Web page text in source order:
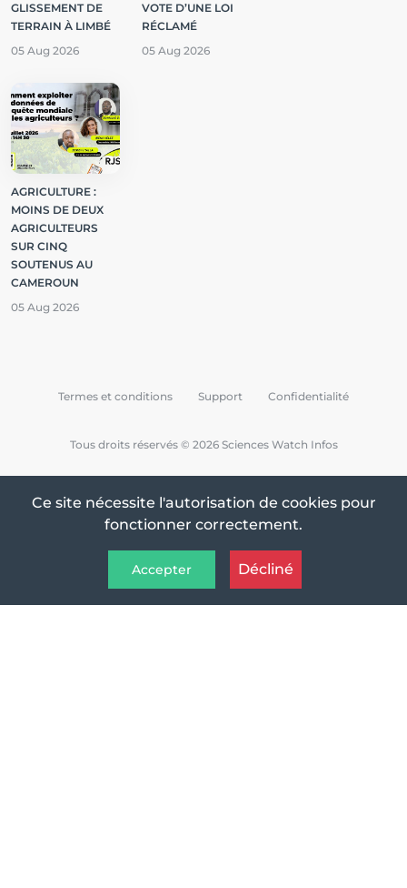
GLISSEMENT DE
TERRAIN À LIMBÉ
05 Aug 2026
VOTE D’UNE LOI
RÉCLAMÉ
05 Aug 2026
AGRICULTURE :
MOINS DE DEUX
AGRICULTEURS
SUR CINQ
SOUTENUS AU
CAMEROUN
05 Aug 2026
Tous droits réservés © 2026 Sciences Watch Infos
Termes et conditions Support Confidentialité
Ce site nécessite l'autorisation de cookies pour
fonctionner correctement.
Accepter Décliné